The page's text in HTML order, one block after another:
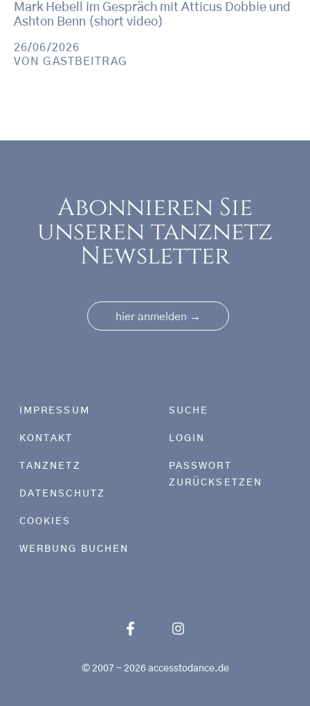
Mark Hebell im Gespräch mit Atticus Dobbie und
Ashton Benn (short video)
26/06/2026
VONGASTBEITRAG
Abonnieren Sie
unseren tanznetz
Newsletter
hier anmelden →
Footer menu
IMPRESSUM
KONTAKT
TANZNETZ
DATENSCHUTZ
COOKIES
WERBUNG BUCHEN
SUCHE
LOGIN
PASSWORT
ZURÜCKSETZEN
© 2007 - 2026 accesstodance.de